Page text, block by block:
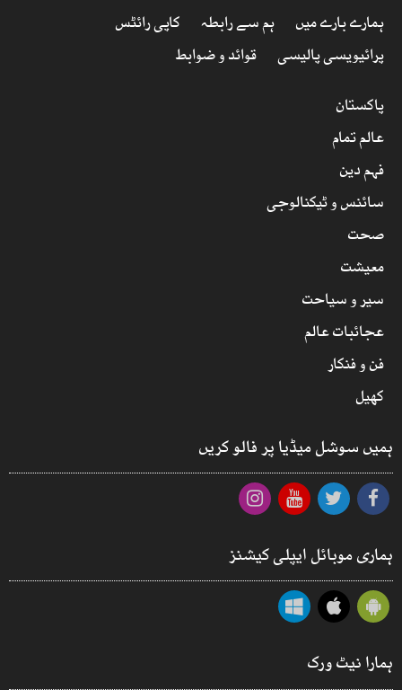
ہمارے بارے میں ہم سے رابطہ
کاپی رائٹس
پرائیویسی پالیسی
قوائد و ضوابط
پاکستان
عالم تمام
فہم دین
سائنس و ٹیکنالوجی
صحت
معیشت
سیر و سیاحت
عجائبات عالم
فن و فنکار
کھیل
ہمیں سوشل میڈیا پر فالو کریں
ہماری موبائل ایپلی کیشنز
ہمارا نیٹ ورک